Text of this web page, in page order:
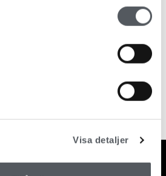
Visa detaljer